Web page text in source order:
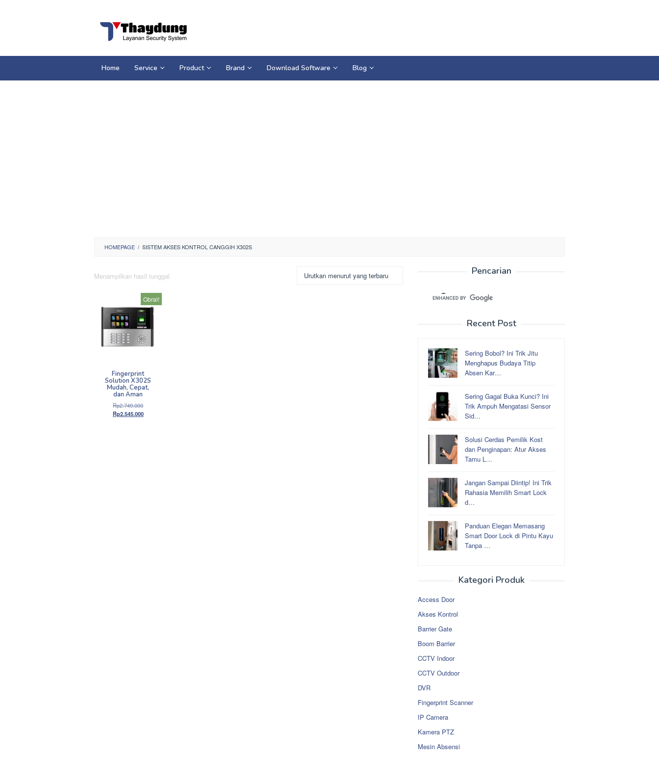
Home Service Product Brand Download Software Blog
HOMEPAGE / SISTEM AKSES KONTROL CANGGIH X302S
Menampilkan hasil tunggal
Obral!
Fingerprint
Solution X302S
Mudah, Cepat,
dan Aman
Rp2.749.000Harga
aslinya
Rp2.545.000Harga
Pencarian
Recent Post
Sering Bobol? Ini Trik Jitu
Menghapus Budaya Titip
Absen Kar…
Sering Gagal Buka Kunci? Ini
Trik Ampuh Mengatasi Sensor
Sid…
Solusi Cerdas Pemilik Kost
dan Penginapan: Atur Akses
Tamu L…
Jangan Sampai Diintip! Ini Trik
Rahasia Memilih Smart Lock
d…
Panduan Elegan Memasang
Smart Door Lock di Pintu Kayu
Tanpa …
Kategori Produk
Access Door
Akses Kontrol
Barrier Gate
Boom Barrier
CCTV Indoor
CCTV Outdoor
DVR
Fingerprint Scanner
IP Camera
Kamera PTZ
Mesin Absensi